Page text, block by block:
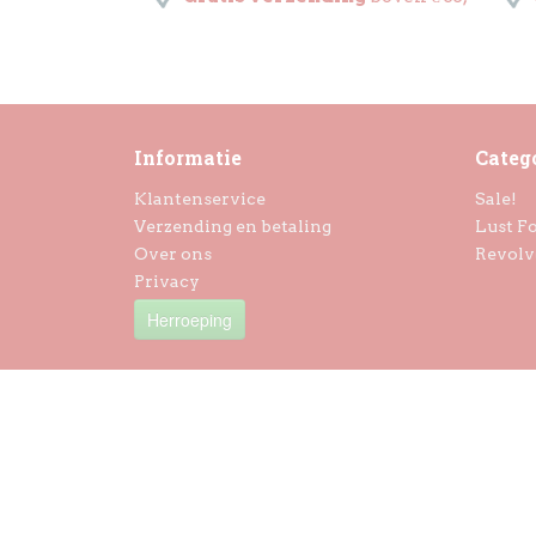
Informatie
Klantenservice
Verzending en betaling
Over ons
Privacy
Herroeping
Sale!
Lust